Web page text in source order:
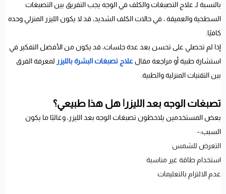
بالنسبة لـ علاج التصبغات والكلف في الوجه يجب التفريق بين التصبغات
السطحية والعميقة ، في حالات الكلف الشديد، قد لا يكون الليزر المنزلي وحده
كافيًا.
إذا لم تحصلي على تحسن بعد عدة جلسات، قد يكون من الأفضل التفكير في
استشارة طبية أو مراجعة مقال علاج تصبغات البشرة بالليزر لمعرفة الفرق
بين التقنيات المنزلية والطبية.
تصبغات الوجه بعد الليزر| هل هذا طبيعي؟
بعض المستخدمين يلاحظون تصبغات الوجه بعد الليزر، وغالبًا ما يكون
السبب:-
التعرض للشمس
استخدام طاقة غير مناسبة
عدم الالتزام بالتعليمات